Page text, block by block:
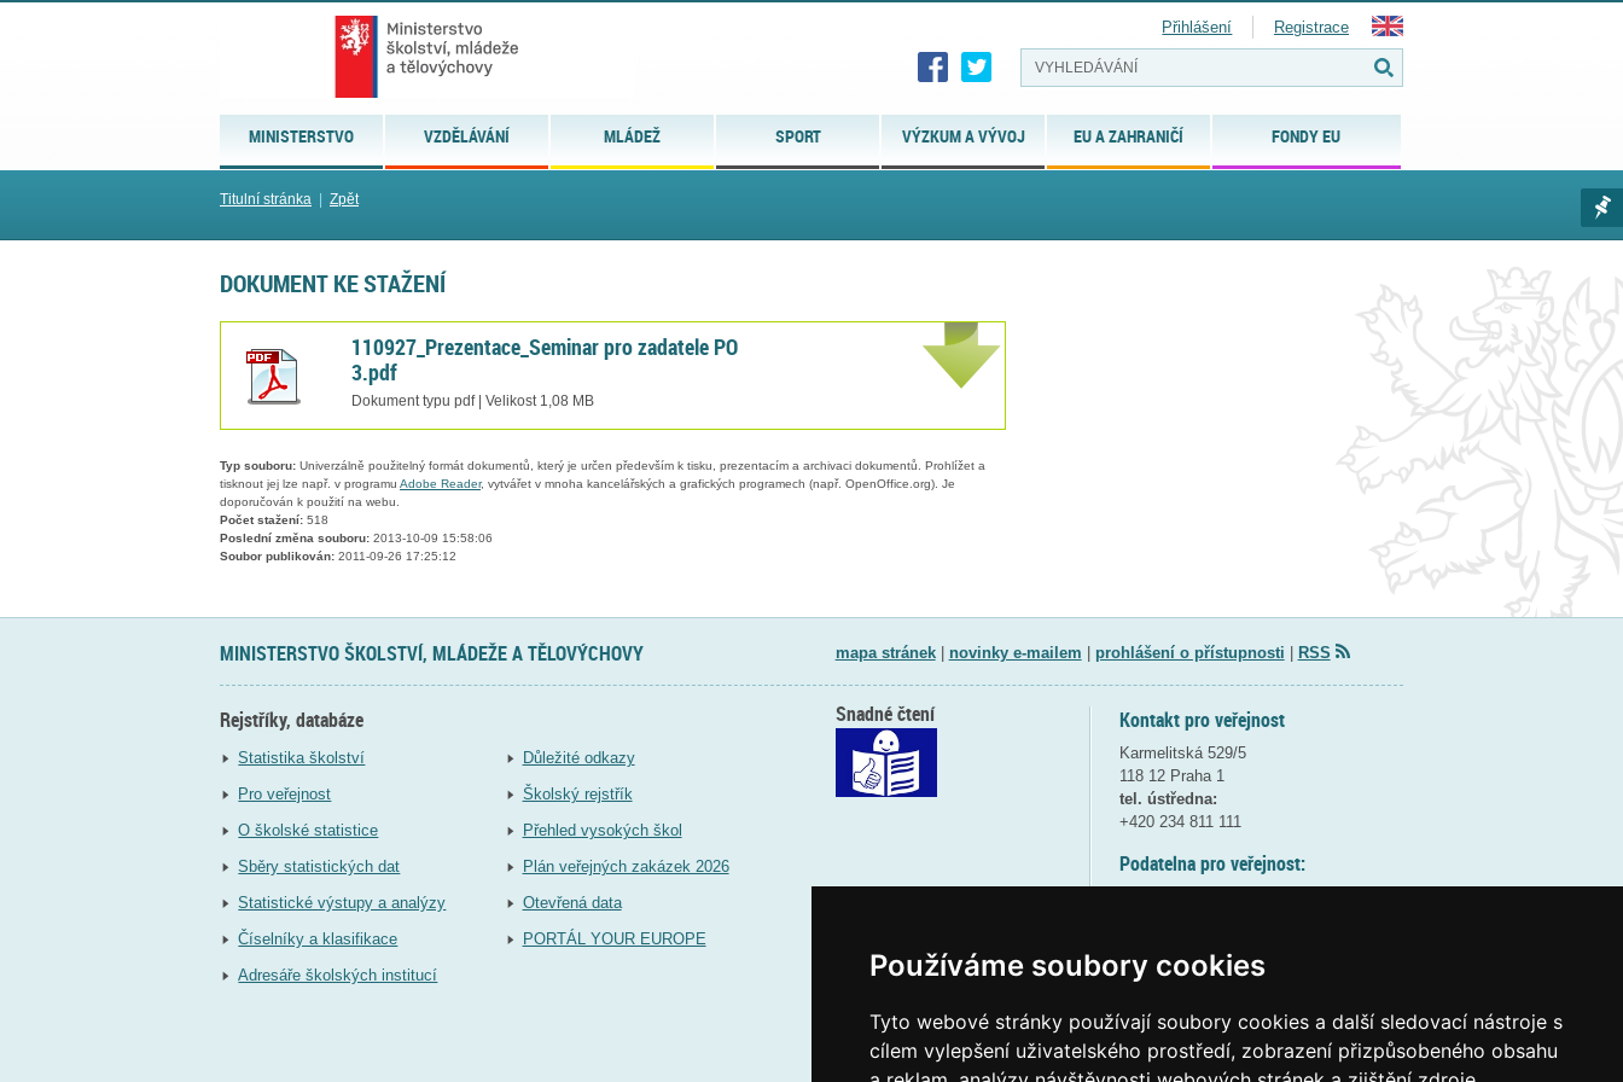
Používáme soubory cookies
Tyto webové stránky používají soubory cookies a další sledovací nástroje s
cílem vylepšení uživatelského prostředí, zobrazení přizpůsobeného obsahu
MINISTERSTVO VZDĚLÁVÁNÍ MLÁDEŽ SPORT VÝZKUM A VÝVOJ EU A ZAHRANIČÍ FONDY EU
Přihlášení Registrace
Titulní stránka Zpět
DOKUMENT KE STAŽENÍ
110927_Prezentace_Seminar pro zadatele PO
3.pdf
Dokument typu pdf | Velikost 1,08 MB
Typ souboru: Univerzálně použitelný formát dokumentů, který je určen především k tisku, prezentacím a archivaci dokumentů. Prohlížet a
tisknout jej lze např. v programu Adobe Reader, vytvářet v mnoha kancelářských a grafických programech (např. OpenOffice.org). Je
doporučován k použití na webu.
Počet stažení: 518
Poslední změna souboru: 2013-10-09 15:58:06
Soubor publikován: 2011-09-26 17:25:12
MINISTERSTVO ŠKOLSTVÍ, MLÁDEŽE A TĚLOVÝCHOVY mapa stránek| novinky e-mailem prohlášení o přístupnosti RSS
Rejstříky, databáze
Statistika školství
Pro veřejnost
O školské statistice
Sběry statistických dat
Statistické výstupy a analýzy
Číselníky a klasifikace
Adresáře školských institucí
Důležité odkazy
Školský rejstřík
Přehled vysokých škol
Plán veřejných zakázek 2026
Otevřená data
PORTÁL YOUR EUROPE
Kontakt pro veřejnost
Karmelitská 529/5
118 12 Praha 1
tel. ústředna:
+420 234 811 111
Podatelna pro veřejnost:
(více informací
Elektronická podatelna:
Snadné čtení